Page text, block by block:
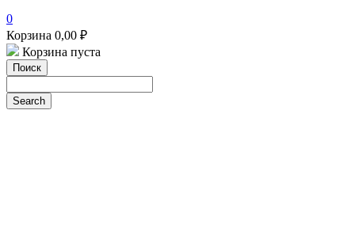
0
Корзина 0,00 ₽
Корзина пуста
Поиск